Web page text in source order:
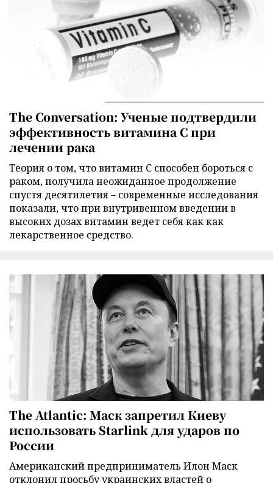
The Conversation: Ученые подтвердили
эффективность витамина C при
лечении рака
Теория о том, что витамин C способен бороться с
раком, получила неожиданное продолжение
спустя десятилетия – современные исследования
показали, что при внутривенном введении в
высоких дозах витамин ведет себя как как
лекарственное средство.
The Atlantic: Маск запретил Киеву
использовать Starlink для ударов по
России
Американский предприниматель Илон Маск
отклонил просьбу украинских властей о